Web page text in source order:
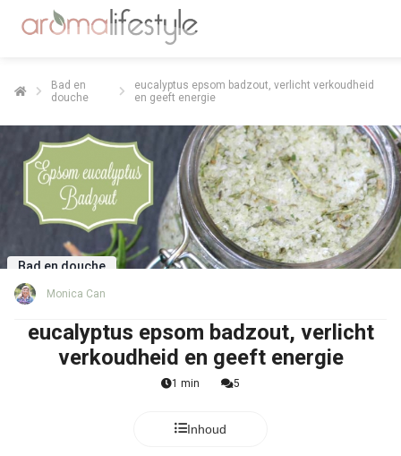
Bad en
douche
eucalyptus epsom badzout, verlicht verkoudheid
en geeft energie
Bad en douche
Monica Can
eucalyptus epsom badzout, verlicht
verkoudheid en geeft energie
1 min 5
Inhoud